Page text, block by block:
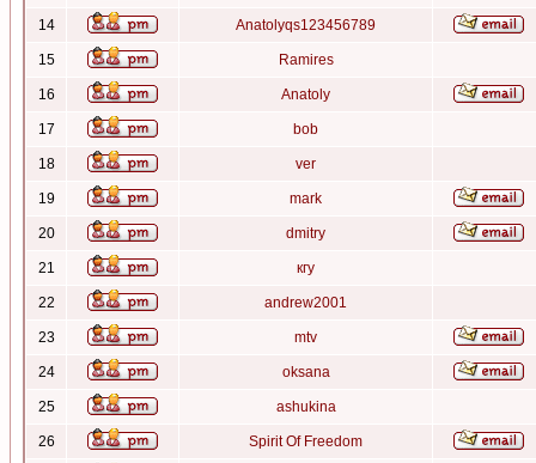
14 Anatolyqs123456789
15 Ramires
16 Anatoly
17 bob
18 ver
19 mark
20 dmitry
21 кгу
22 andrew2001
23 mtv
24 oksana
25 ashukina
26 Spirit Of Freedom